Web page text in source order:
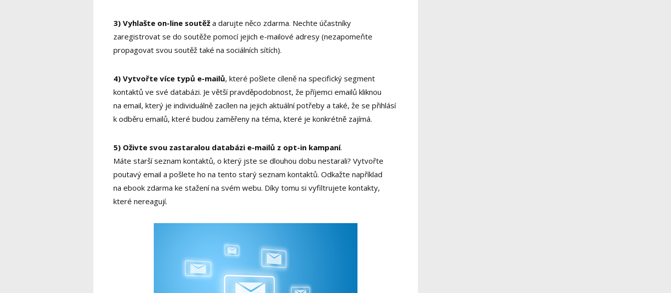
3) Vyhlašte on-line soutěž a darujte něco zdarma. Nechte účastníky
zaregistrovat se do soutěže pomocí jejich e-mailové adresy (nezapomeňte
propagovat svou soutěž také na sociálních sítích).
4) Vytvořte více typů e-mailů, které pošlete cíleně na specifický segment
kontaktů ve své databázi. Je větší pravděpodobnost, že příjemci emailů kliknou
na email, který je individuálně zacílen na jejich aktuální potřeby a také, že se přihlásí
k odběru emailů, které budou zaměřeny na téma, které je konkrétně zajímá.
5) Oživte svou zastaralou databázi e-mailů z opt-in kampaní.
Máte starší seznam kontaktů, o který jste se dlouhou dobu nestarali? Vytvořte
poutavý email a pošlete ho na tento starý seznam kontaktů. Odkažte například
na ebook zdarma ke stažení na svém webu. Díky tomu si vyfiltrujete kontakty,
které nereagují.